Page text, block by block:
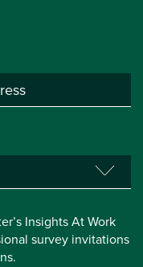
Insights At Work
survey invitations